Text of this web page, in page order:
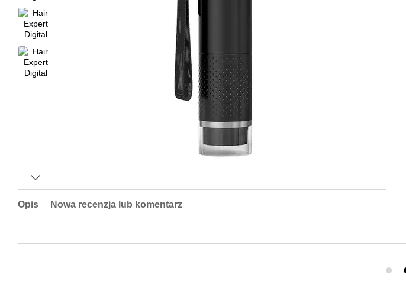
Opis Nowa recenzja lub komentarz